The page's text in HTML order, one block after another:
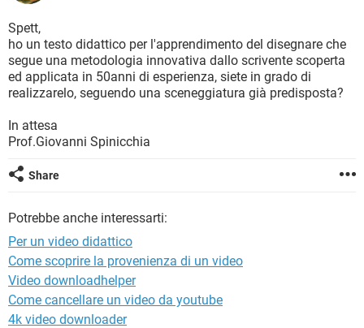
TIKTOK
HARDWARE
TIKTOK FACEBOOK
HARDWARE
INTRATTENIMENTO
iOS
INSTAGRAM WHATSAPP
TIKTOK FACEBOOK
INTRATTENIMENTO ANDROID
iOS WINDOWS 10
WHATSAPP
TIKTOK
Spett,
ho un testo didattico per l'apprendimento del disegnare che
segue una metodologia innovativa dallo scrivente scoperta
ed applicata in 50anni di esperienza, siete in grado di
realizzarelo, seguendo una sceneggiatura già predisposta?
In attesa
Prof.Giovanni Spinicchia
Share
Potrebbe anche interessarti:
Per un video didattico
Come scoprire la provenienza di un video
Video downloadhelper
Come cancellare un video da youtube
4k video downloader